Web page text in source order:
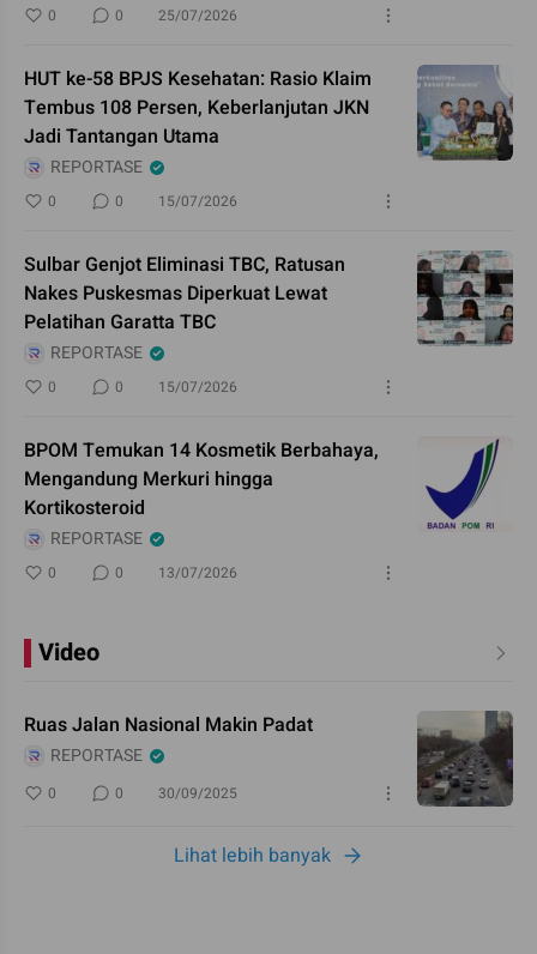
0 0 25/07/2026
HUT ke-58 BPJS Kesehatan: Rasio Klaim
Tembus 108 Persen, Keberlanjutan JKN
Jadi Tantangan Utama
REPORTASE
0 0 15/07/2026
Sulbar Genjot Eliminasi TBC, Ratusan
Nakes Puskesmas Diperkuat Lewat
Pelatihan Garatta TBC
REPORTASE
0 0 15/07/2026
BPOM Temukan 14 Kosmetik Berbahaya,
Mengandung Merkuri hingga
Kortikosteroid
REPORTASE
0 0 13/07/2026
Video
Ruas Jalan Nasional Makin Padat
REPORTASE
0 0 30/09/2025
Lihat lebih banyak